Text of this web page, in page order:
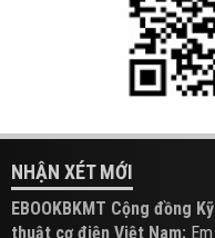
NHẬN XÉT MỚI
EBOOKBKMT Cộng đồng Kỹ
thuật cơ điện Việt Nam: Em